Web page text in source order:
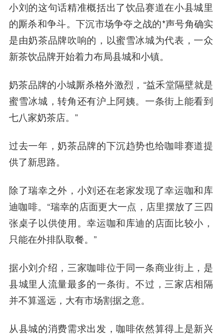
小刘的这句话精准概括出了饮品赛道在小县城里
的厮杀和争斗。下沉市场争夺之战的*声号角确实
是由奶茶品牌吹响的，以蜜雪冰城为代表，一众
新茶饮品牌开始着力布局县城和小镇。
奶茶品牌的小城厮杀格外激烈，“益禾堂隔壁就是
蜜雪冰城，转角还有沪上阿姨。一条街上能看到
七八家奶茶店。”
过去一年，奶茶品牌的下沉趋势也给咖啡赛道提
供了新思路。
除了瑞幸之外，小刘还在老家发现了幸运咖和库
迪咖啡。“瑞幸的店面更大一点，店里摆放了三四
张桌子以供使用。幸运咖和库迪的店面比较小，
只能在外排队取餐。”
据小刘介绍，三家咖啡位于同一条商业街上，是
县城里人流量最多的一条街。不过，三家店相隔
并不算遥远，大有市场割据之意。
从县城的消费需求出发，咖啡依然算得上是新兴